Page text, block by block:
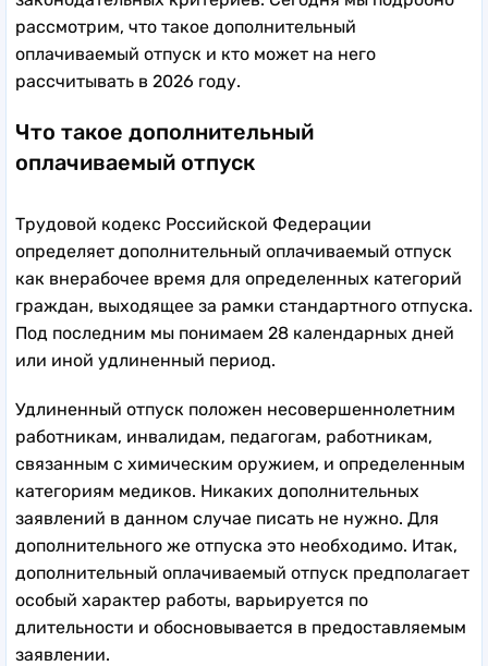
рассмотрим, что такое дополнительный
оплачиваемый отпуск и кто может на него
рассчитывать в 2026 году.
Что такое дополнительный
оплачиваемый отпуск
Трудовой кодекс Российской Федерации
определяет дополнительный оплачиваемый отпуск
как внерабочее время для определенных категорий
граждан, выходящее за рамки стандартного отпуска.
Под последним мы понимаем 28 календарных дней
или иной удлиненный период.
Удлиненный отпуск положен несовершеннолетним
работникам, инвалидам, педагогам, работникам,
связанным с химическим оружием, и определенным
категориям медиков. Никаких дополнительных
заявлений в данном случае писать не нужно. Для
дополнительного же отпуска это необходимо. Итак,
дополнительный оплачиваемый отпуск предполагает
особый характер работы, варьируется по
длительности и обосновывается в предоставляемым
заявлении.